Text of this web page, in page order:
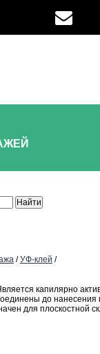
/УФ-клей /
капилярно
до нанесения
для плоскостной